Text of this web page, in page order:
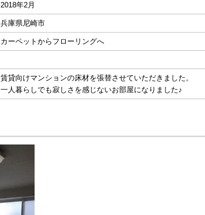
2018年2月
兵庫県尼崎市
カーペットからフローリングへ
賃貸向けマンションの床材を張替させていただきました。
一人暮らしでも寂しさを感じないお部屋になりました♪